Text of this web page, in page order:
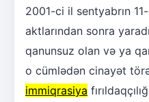
2001-ci il sentyabrın
aktlarından sonra
qanunsuz olan və ya
o cümlədən cinayət
immiqrasiya